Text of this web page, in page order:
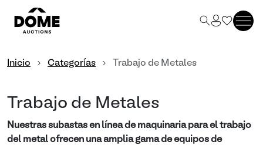
Inicio Categorías Trabajo de Metales
Trabajo de Metales
Nuestras subastas en línea de maquinaria para el trabajo
del metal ofrecen una amplia gama de equipos de